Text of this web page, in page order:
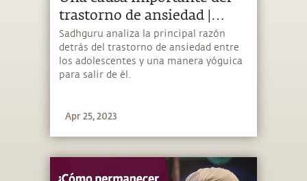
trastorno de ansiedad |
Sadhguru Español
Sadhguru analiza la principal razón
detrás del trastorno de ansiedad entre
los adolescentes y una manera yóguica
para salir de él.
Apr 25, 2023